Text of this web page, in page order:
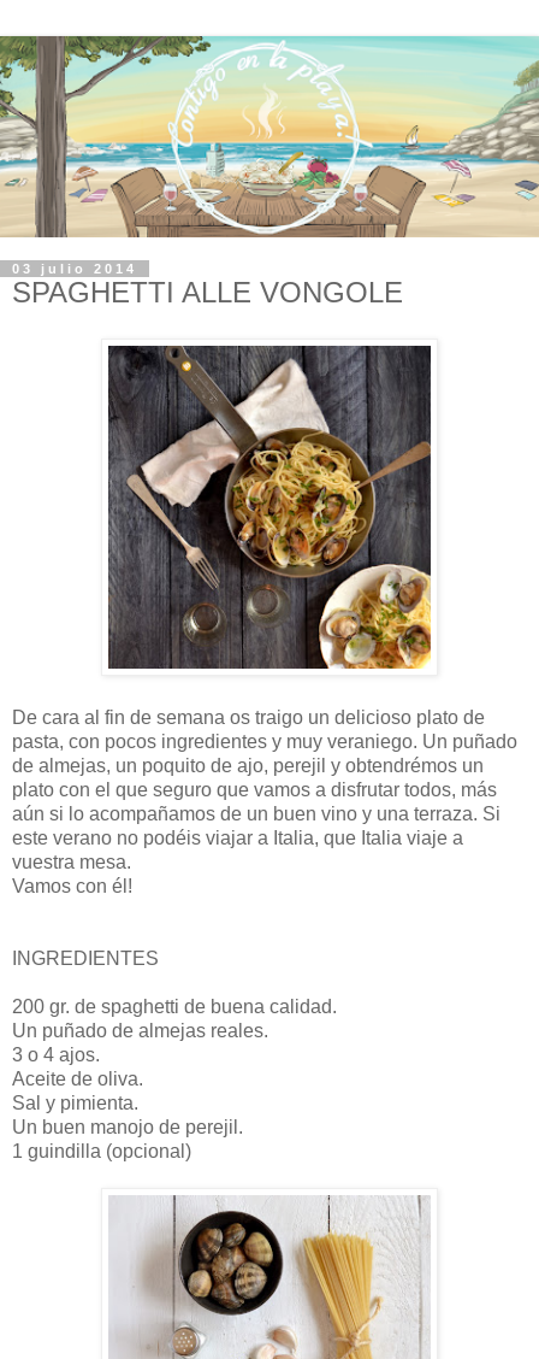
03 julio 2014
SPAGHETTI ALLE VONGOLE
De cara al fin de semana os traigo un delicioso plato de
pasta, con pocos ingredientes y muy veraniego. Un puñado
de almejas, un poquito de ajo, perejil y obtendrémos un
plato con el que seguro que vamos a disfrutar todos, más
aún si lo acompañamos de un buen vino y una terraza. Si
este verano no podéis viajar a Italia, que Italia viaje a
vuestra mesa.
Vamos con él!
INGREDIENTES
200 gr. de spaghetti de buena calidad.
Un puñado de almejas reales.
3 o 4 ajos.
Aceite de oliva.
Sal y pimienta.
Un buen manojo de perejil.
1 guindilla (opcional)